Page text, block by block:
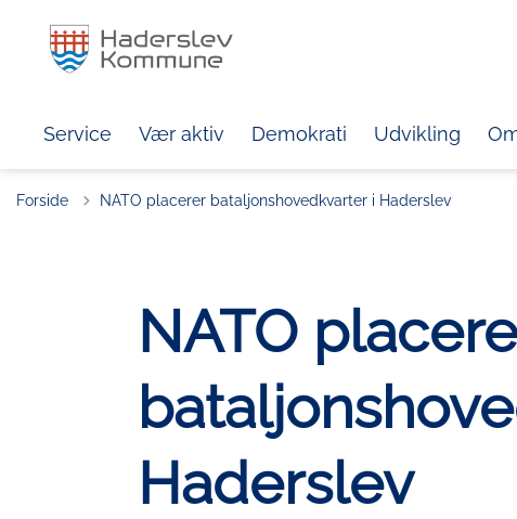
Service Vær aktiv Demokrati Udvikling
Forside NATO placerer bataljonshovedkvarter i Haderslev
NATO
Haderslev